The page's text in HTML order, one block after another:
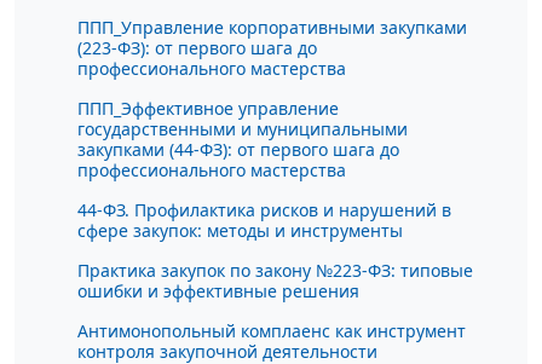
ППП_Управление корпоративными закупками
(223-ФЗ): от первого шага до
профессионального мастерства
ППП_Эффективное управление
государственными и муниципальными
закупками (44-ФЗ): от первого шага до
профессионального мастерства
44-ФЗ. Профилактика рисков и нарушений в
сфере закупок: методы и инструменты
Практика закупок по закону №223-ФЗ: типовые
ошибки и эффективные решения
Антимонопольный комплаенс как инструмент
контроля закупочной деятельности